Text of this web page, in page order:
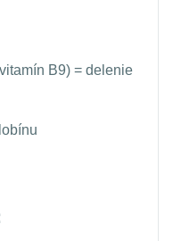
B9) = delenie